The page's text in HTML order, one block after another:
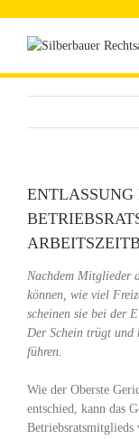
springen
ENTLASSUNG
Nachdem Mitglieder
können, wie viel
scheinen sie bei der
Der Schein trügt und
führen.
Wie der Oberste
entschied, kann das
Betriebsratsmitglieds